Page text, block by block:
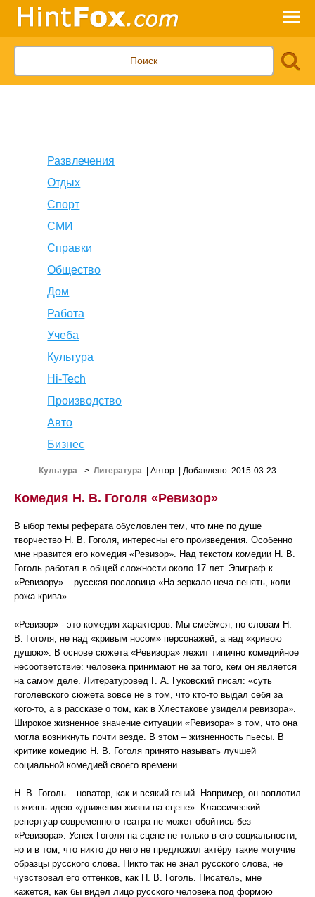
Развлечения
Отдых
Спорт
СМИ
Справки
Общество
Дом
Работа
Учеба
Культура
Hi-Tech
Производство
Авто
Бизнес
Культура -> Литература | Автор: | Добавлено: 2015-03-23
Комедия Н. В. Гоголя «Ревизор»
В ыбор темы реферата обусловлен тем, что мне по душе
творчество Н. В. Гоголя, интересны его произведения. Особенно
мне нравится его комедия «Ревизор». Над текстом комедии Н. В.
Гоголь работал в общей сложности около 17 лет. Эпиграф к
«Ревизору» – русская пословица «На зеркало неча пенять, коли
рожа крива».
«Ревизор» - это комедия характеров. Мы смеёмся, по словам Н.
В. Гоголя, не над «кривым носом» персонажей, а над «кривою
душою». В основе сюжета «Ревизора» лежит типично комедийное
несоответствие: человека принимают не за того, кем он является
на самом деле. Литературовед Г. А. Гуковский писал: «суть
гоголевского сюжета вовсе не в том, что кто-то выдал себя за
кого-то, а в рассказе о том, как в Хлестакове увидели ревизора».
Широкое жизненное значение ситуации «Ревизора» в том, что она
могла возникнуть почти везде. В этом – жизненность пьесы. В
критике комедию Н. В. Гоголя принято называть лучшей
социальной комедией своего времени.
Н. В. Гоголь – новатор, как и всякий гений. Например, он воплотил
в жизнь идею «движения жизни на сцене». Классический
репертуар современного театра не может обойтись без
«Ревизора». Успех Гоголя на сцене не только в его социальности,
но и в том, что никто до него не предложил актёру такие могучие
образцы русского слова. Никто так не знал русского слова, не
чувствовал его оттенков, как Н. В. Гоголь. Писатель, мне
кажется, как бы видел лицо русского человека под формою